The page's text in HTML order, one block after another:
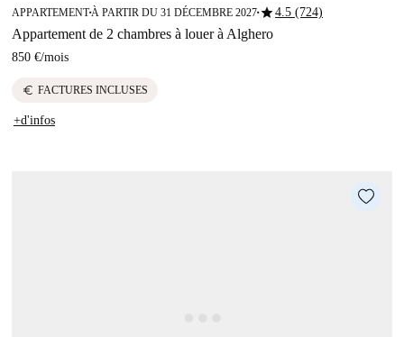
APPARTEMENT■À PARTIR DU 31 DÉCEMBRE 2027■star4.5 (724)
Appartement de 2 chambres à louer à Alghero
850 €/mois
euro FACTURES INCLUSES
+d'infos